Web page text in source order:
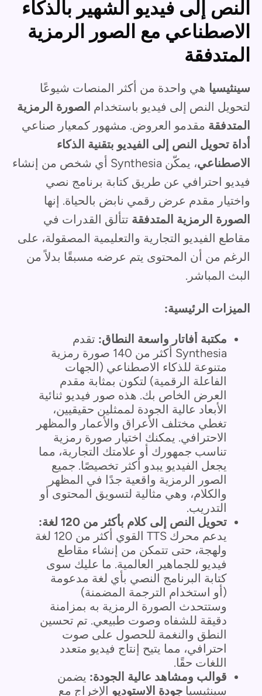
النص إلى فيديو الشهير بالذكاء
الاصطناعي مع الصور الرمزية
المتدفقة
سينثيسيا هي واحدة من أكثر المنصات شيوعًا
لتحويل النص إلى فيديو باستخدام الصورة الرمزية
المتدفقة مقدمو العروض. مشهور كمعيار صناعي
أداة تحويل النص إلى الفيديو بتقنية الذكاء
الاصطناعي
، يمكّن Synthesia أي شخص من إنشاء
فيديو احترافي عن طريق كتابة برنامج نصي
واختيار مقدم عرض رقمي نابض بالحياة. إنها
الصورة الرمزية المتدفقة تتألق القدرات في
مقاطع الفيديو التجارية والتعليمية المصقولة، على
الرغم من أن المحتوى يتم عرضه مسبقًا بدلاً من
البث المباشر.
الميزات الرئيسية:
مكتبة أفاتار واسعة النطاق: تقدم
Synthesia أكثر من 140 صورة رمزية
متنوعة للذكاء الاصطناعي (الجهات
الفاعلة الرقمية) لتكون بمثابة مقدم
العرض الخاص بك. هذه صور فيديو ثنائية
الأبعاد عالية الجودة لممثلين حقيقيين،
تغطي مختلف الأعراق والأعمار والمظهر
الاحترافي. يمكنك اختيار صورة رمزية
تناسب جمهورك أو علامتك التجارية، مما
يجعل الفيديو يبدو أكثر تخصيصًا. جميع
الصور الرمزية واقعية جدًا في المظهر
والكلام، وهي مثالية لتسويق المحتوى أو
التدريب.
تحويل النص إلى كلام بأكثر من 120 لغة:
يدعم محرك TTS القوي أكثر من 120 لغة
ولهجة، حتى تتمكن من إنشاء مقاطع
فيديو للجماهير العالمية. ما عليك سوى
كتابة البرنامج النصي بأي لغة مدعومة
(أو استخدام الترجمة المضمنة)
وستتحدث الصورة الرمزية به بمزامنة
دقيقة للشفاه وصوت طبيعي. تم تحسين
النطق والنغمة للحصول على صوت
احترافي، مما يتيح إنتاج فيديو متعدد
اللغات حقًا.
قوالب ومشاهد عالية الجودة: يضمن
سينثيسيا جودة الاستوديو الإخراج مع